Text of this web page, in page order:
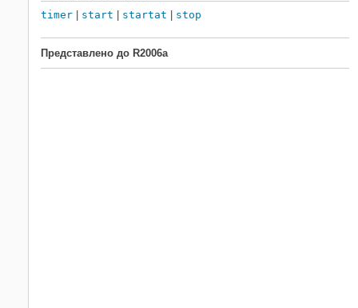
timer start startat stop
Представлено до R2006a